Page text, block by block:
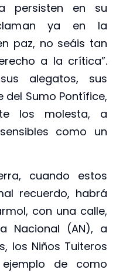
persisten en su
ya en la
paz, no seáis tan
a la crítica”.
alegatos, sus
Sumo Pontífice,
los molesta, a
como un
cuando estos
recuerdo, habrá
con una calle,
Nacional (AN), a
los Niños Tuiteros
de como